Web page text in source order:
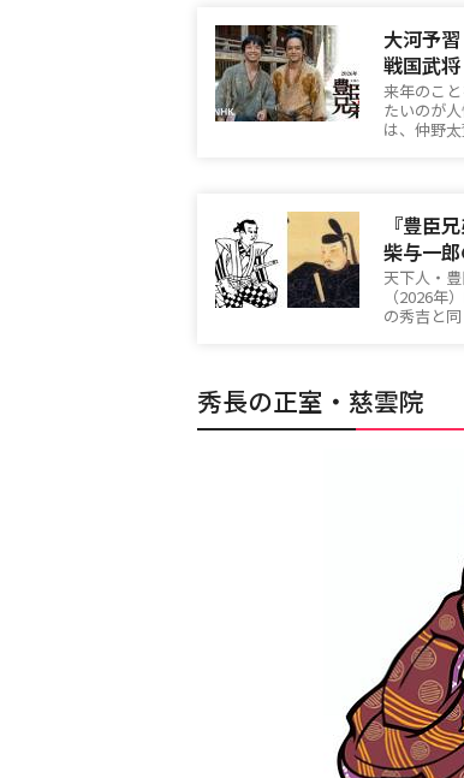
大河予
戦国武
来年のこ
たいのが
は、仲野
『豊臣
柴与一
天下人・
（2026年
の秀吉と
秀長の正室・慈雲院